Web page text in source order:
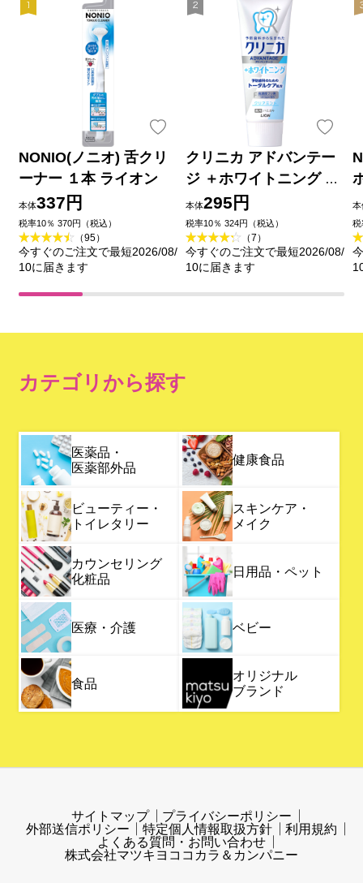
NONIO(ノニオ) 舌クリ
ーナー １本 ライオン
本体337円
税率10％ 370円（税込）
（95）
今すぐのご注文で最短2026/08/
10に届きます
クリニカ アドバンテー
ジ ＋ホワイトニング ハ
ミガキ クリアミント 歯
磨き粉 １３０ｇ ライオ
ン (医薬部外品)
本体295円
税率10％ 324円（税込）
（7）
今すぐのご注文で最短2026/08/
10に届きます
本
税
カテゴリから探す
医薬品・
医薬部外品
健康食品
ビューティー・
トイレタリー
スキンケア・
メイク
カウンセリング
化粧品
日用品・ペット
医療・介護 ベビー
食品
オリジナル
ブランド
サイトマップ
プライバシーポリシー
外部送信ポリシー
特定個人情報取扱方針
利用規約
よくある質問・お問い合わせ
株式会社マツキヨココカラ＆カンパニー